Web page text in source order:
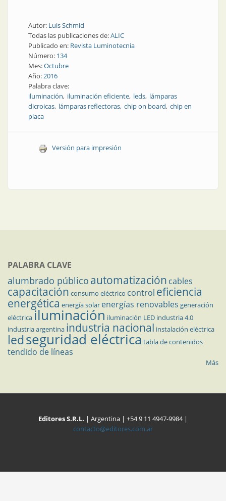
Autor: Luis Schmid
Todas las publicaciones de:ALIC
Publicado en: Revista Luminotecnia
Número: 134
Mes:Octubre
Año:2016
Palabra clave:
iluminación iluminación eficiente leds lámparas
dicroicas lámparas reflectoras chip on board chip en
placa
Versión para impresión
PALABRA CLAVE
alumbrado público automatización cables
capacitación consumo eléctrico control eficiencia
energética energía solar energías renovables generación
eléctricailuminación iluminación LED industria 4.0
industria argentina industria nacional instalación eléctrica
ledseguridad eléctrica tabla de contenidos
tendido de líneas
Más
Editores S.R.L. | Argentina | +54 9 11 4947-9984 |
contacto@editores.com.ar